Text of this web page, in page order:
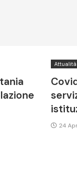
Attualità
24